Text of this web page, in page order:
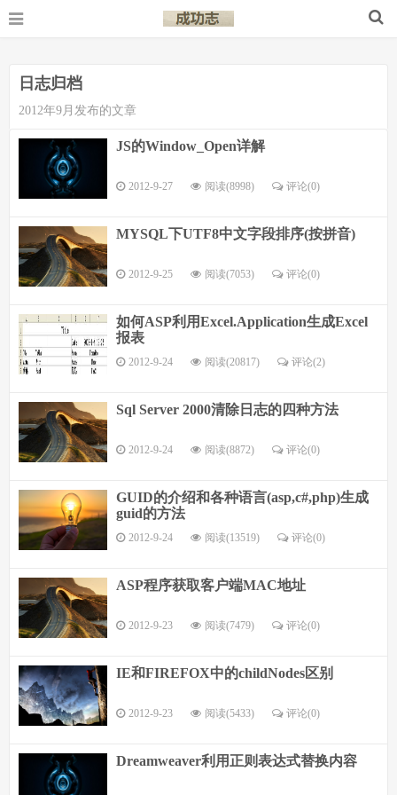
日志归档
2012年9月发布的文章
JS的Window_Open详解
2012-9-27 阅读(8998) 评论(0)
MYSQL下UTF8中文字段排序(按拼音)
2012-9-25 阅读(7053) 评论(0)
如何ASP利用Excel.Application生成Excel
报表
2012-9-24 阅读(20817) 评论(2)
Sql Server 2000清除日志的四种方法
2012-9-24 阅读(8872) 评论(0)
GUID的介绍和各种语言(asp,c#,php)生成
guid的方法
2012-9-24 阅读(13519) 评论(0)
ASP程序获取客户端MAC地址
2012-9-23 阅读(7479) 评论(0)
IE和FIREFOX中的childNodes区别
2012-9-23 阅读(5433) 评论(0)
Dreamweaver利用正则表达式替换内容